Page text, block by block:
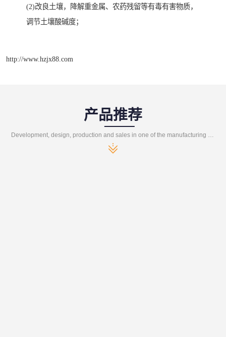
(2)改良土壤，降解重金属、农药残留等有毒有害物质，
调节土壤酸碱度；
http://www.hzjx88.com
产品推荐
Development, design, production and sales in one of the manufacturing enterprises